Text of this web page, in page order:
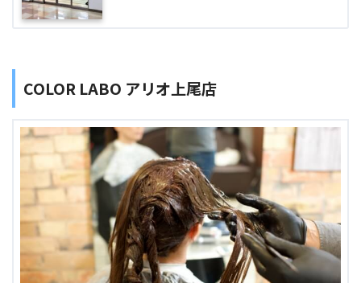
COLOR LABO アリオ上尾店